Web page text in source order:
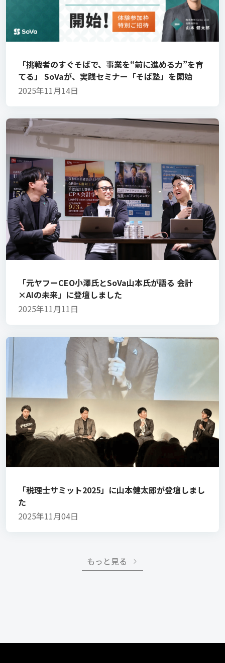
「挑戦者のすぐそばで、事業を“前に進める力”を育
てる」 SoVaが、実践セミナー「そば塾」を開始
2025年11月14日
「元ヤフーCEO小澤氏とSoVa山本氏が語る 会計
×AIの未来」に登壇しました
2025年11月11日
「税理士サミット2025」に山本健太郎が登壇しまし
た
2025年11月04日
もっと見る